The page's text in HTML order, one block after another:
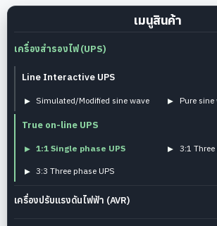
เมนูสินค้า
เครื่องสำรองไฟ (UPS)
Line Interactive UPS
Simulated/Modified sine wave Pure sine
True on-line UPS
1:1 Single phase UPS 3:1 Three
3:3 Three phase UPS
เครื่องปรับแรงดันไฟฟ้า (AVR)